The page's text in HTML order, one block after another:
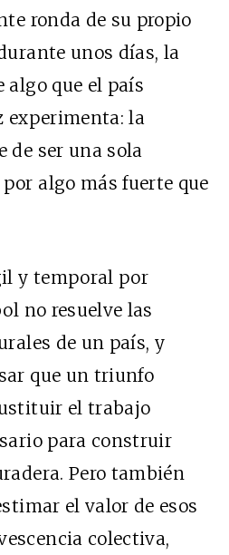
ronda de su propio
unos días, la
que el país
experimenta: la
de ser una sola
algo más fuerte que
y temporal por
no resuelve las
de un país, y
que un triunfo
el trabajo
para construir
Pero también
el valor de esos
colectiva,